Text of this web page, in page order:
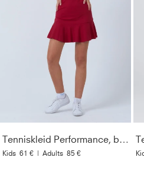
Tenniskleid Performance, bordeaux rot
Kids 61 € | Adults 85 €